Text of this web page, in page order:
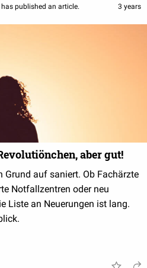
has published an article. 3 years
aber gut!
auf saniert. Ob Fachärzte
Notfallzentren oder neu
Liste an Neuerungen ist lang.